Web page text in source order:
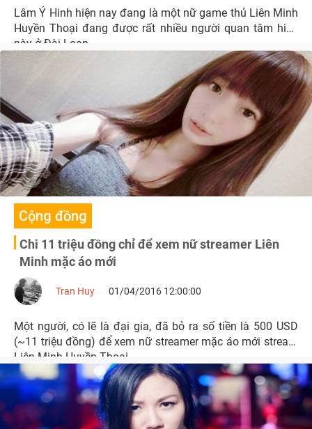
Lâm Ý Hinh hiện nay đang là một nữ game thủ Liên Minh
Huyền Thoại đang được rất nhiều người quan tâm hiện
này ở Đài Loan.
Cộng đồng
Chi 11 triệu đồng chỉ để xem nữ streamer Liên
Minh mặc áo mới
Tran Huy 01/04/2016 12:00:00
Một người, có lẽ là đại gia, đã bỏ ra số tiền là 500 USD
(~11 triệu đồng) để xem nữ streamer mặc áo mới stream
Liên Minh Huyền Thoại.